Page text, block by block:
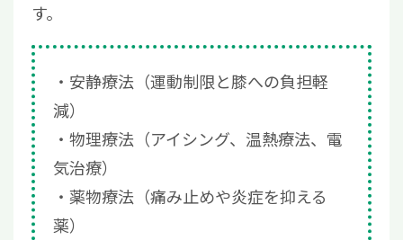
す。
安静療法（運動制限と膝への負担軽
減）
物理療法（アイシング、温熱療法、電
気治療）
薬物療法（痛み止めや炎症を抑える
薬）